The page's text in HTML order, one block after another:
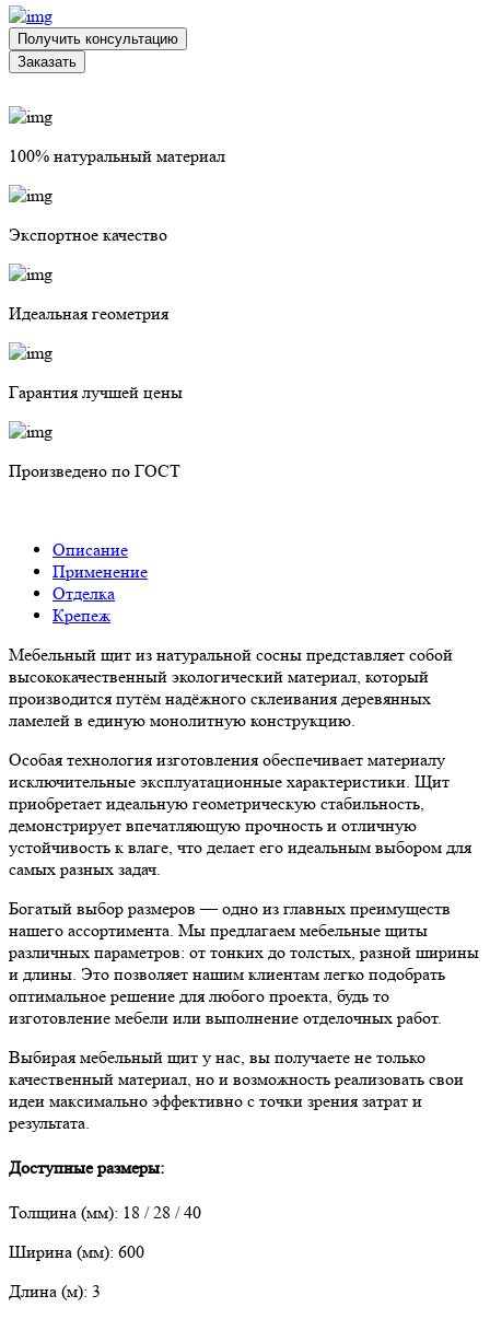
Получить консультацию
Заказать
100% натуральный материал
Экспортное качество
Идеальная геометрия
Гарантия лучшей цены
Произведено по ГОСТ
Описание
Применение
Отделка
Крепеж
Мебельный щит из натуральной сосны представляет собой
высококачественный экологический материал, который
производится путём надёжного склеивания деревянных
ламелей в единую монолитную конструкцию.
Особая технология изготовления обеспечивает материалу
исключительные эксплуатационные характеристики. Щит
приобретает идеальную геометрическую стабильность,
демонстрирует впечатляющую прочность и отличную
устойчивость к влаге, что делает его идеальным выбором для
самых разных задач.
Богатый выбор размеров — одно из главных преимуществ
нашего ассортимента. Мы предлагаем мебельные щиты
различных параметров: от тонких до толстых, разной ширины
и длины. Это позволяет нашим клиентам легко подобрать
оптимальное решение для любого проекта, будь то
изготовление мебели или выполнение отделочных работ.
Выбирая мебельный щит у нас, вы получаете не только
качественный материал, но и возможность реализовать свои
идеи максимально эффективно с точки зрения затрат и
результата.
Доступные размеры:
Толщина (мм): 18 / 28 / 40
Ширина (мм): 600
Длина (м): 3